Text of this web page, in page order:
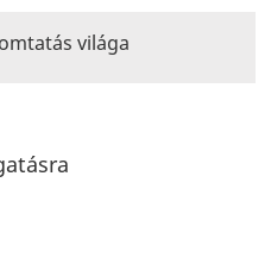
világa